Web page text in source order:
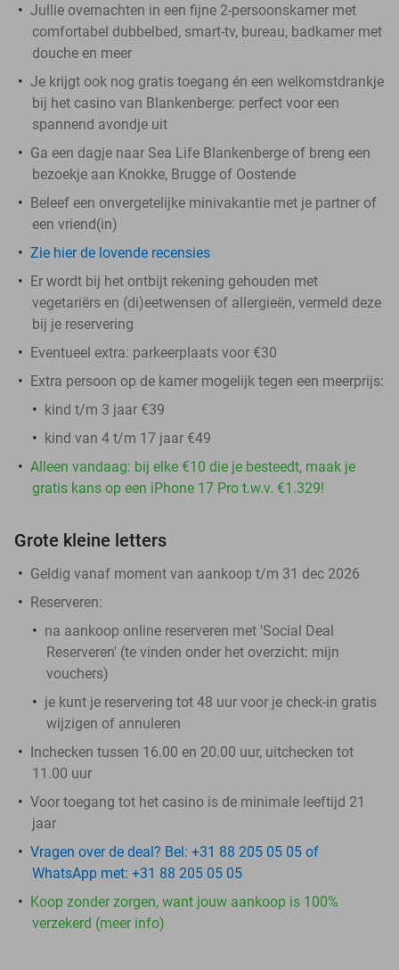
Jullie overnachten in een fijne 2-persoonskamer met
comfortabel dubbelbed, smart-tv, bureau, badkamer met
douche en meer
Je krijgt ook nog gratis toegang én een welkomstdrankje
bij het casino van Blankenberge: perfect voor een
spannend avondje uit
Ga een dagje naar Sea Life Blankenberge of breng een
bezoekje aan Knokke, Brugge of Oostende
Beleef een onvergetelijke minivakantie met je partner of
een vriend(in)
Zie hier de lovende recensies
Er wordt bij het ontbijt rekening gehouden met
vegetariërs en (di)eetwensen of allergieën, vermeld deze
bij je reservering
Eventueel extra: parkeerplaats voor €30
Extra persoon op de kamer mogelijk tegen een meerprijs:
kind t/m 3 jaar €39
kind van 4 t/m 17 jaar €49
Alleen vandaag: bij elke €10 die je besteedt, maak je
gratis kans op een iPhone 17 Pro t.w.v. €1.329!
Grote kleine letters
Geldig vanaf moment van aankoop t/m 31 dec 2026
Reserveren:
na aankoop online reserveren met 'Social Deal
Reserveren' (te vinden onder het overzicht: mijn
vouchers)
je kunt je reservering tot 48 uur voor je check-in gratis
wijzigen of annuleren
Inchecken tussen 16.00 en 20.00 uur, uitchecken tot
11.00 uur
Voor toegang tot het casino is de minimale leeftijd 21
jaar
Vragen over de deal? Bel: +31 88 205 05 05 of
WhatsApp met: +31 88 205 05 05
Koop zonder zorgen, want jouw aankoop is 100%
verzekerd (meer info)